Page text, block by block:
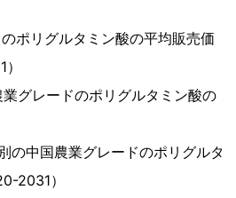
ポリグルタミン酸の平均販売価
グレードのポリグルタミン酸の
の中国農業グレードのポリグルタ
2031）